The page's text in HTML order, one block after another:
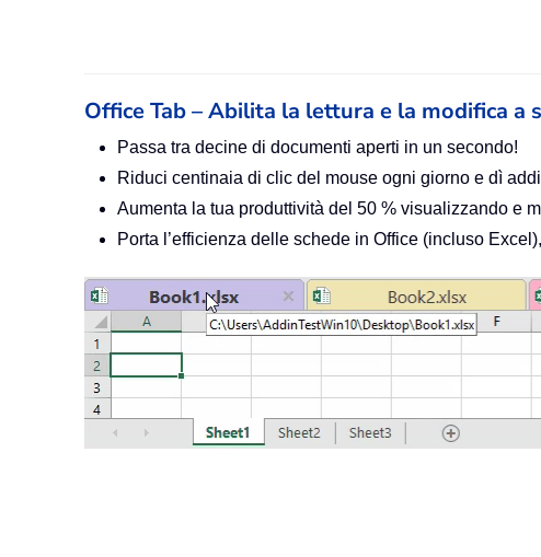
Office Tab – Abilita la lettura e la modifica a
Passa tra decine di documenti aperti in un secondo!
Riduci centinaia di clic del mouse ogni giorno e dì
Aumenta la tua produttività del 50 % visualizzando e
Porta l’efficienza delle schede in Office (incluso